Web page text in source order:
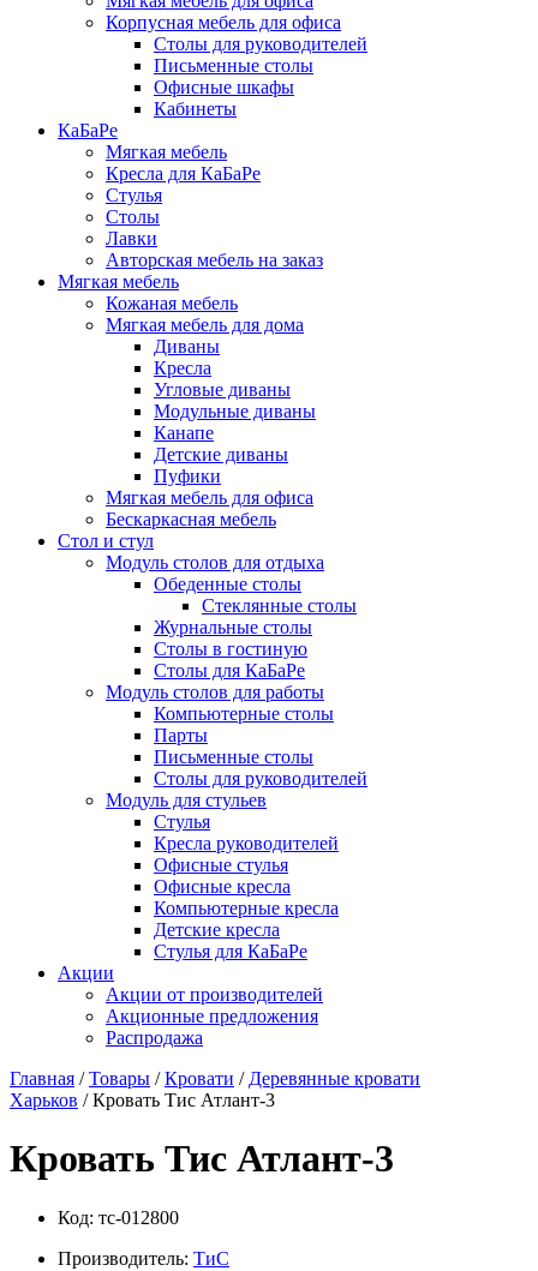
Корпусная мебель для офиса
Столы для руководителей
Письменные столы
Офисные шкафы
Кабинеты
КаБаРе
Мягкая мебель
Кресла для КаБаРе
Стулья
Столы
Лавки
Авторская мебель на заказ
Мягкая мебель
Кожаная мебель
Мягкая мебель для дома
Диваны
Кресла
Угловые диваны
Модульные диваны
Канапе
Детские диваны
Пуфики
Мягкая мебель для офиса
Бескаркасная мебель
Стол и стул
Модуль столов для отдыха
Обеденные столы
Стеклянные столы
Журнальные столы
Столы в гостиную
Столы для КаБаРе
Модуль столов для работы
Компьютерные столы
Парты
Письменные столы
Столы для руководителей
Модуль для стульев
Стулья
Кресла руководителей
Офисные стулья
Офисные кресла
Компьютерные кресла
Детские кресла
Стулья для КаБаРе
Акции
Акции от производителей
Акционные предложения
Распродажа
Главная /Товары /Кровати / Деревянные кровати
Харьков / Кровать Тис Атлант-3
Кровать Тис Атлант-3
Код: тс-012800
Производитель: ТиС